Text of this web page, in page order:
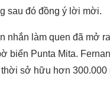
sau đó đồng ý lời mời.
nhắn làm quen đã mở
biển Punta Mita.
sở hữu hơn 300.000